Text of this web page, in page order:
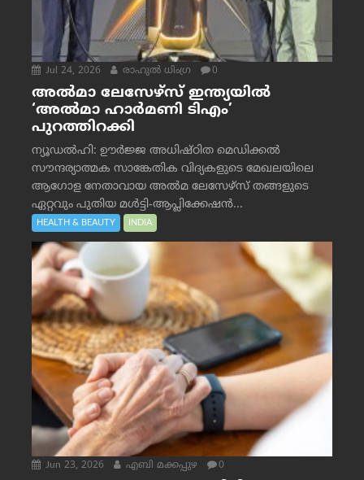
Jul 24, 2026 രാഹുല്‍ ധിംഗ്ര 0
അൽമാ ലേസേഴ്സ് ഇന്ത്യയിൽ
‘അൽമാ ഹാർമണി ടിഎം’
പുറത്തിറക്കി
ന്യൂഡൽഹി: ഊർജ്ജ അധിഷ്ഠിത മെഡിക്കൽ
സൗന്ദര്യാത്മക സാങ്കേതിക വിദ്യകളുടെ മേഖലയിലെ
ആഗോള നേതാവായ അൽമ ലേസേഴ്സ് തങ്ങളുടെ
ഏറ്റവും പുതിയ മൾട്ടി-ആപ്ലിക്കേഷൻ...
HEALTH & BEAUTY INDIA
Jun 23, 2026 എബി മക്കപ്പുഴ 0